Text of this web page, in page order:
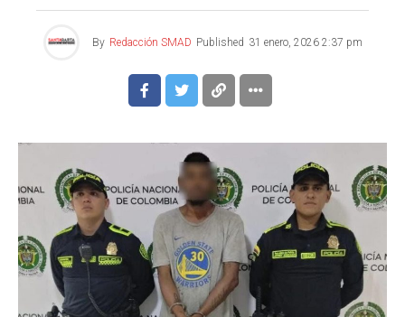
By Redacción SMAD Published 31 enero, 2026 2:37 pm